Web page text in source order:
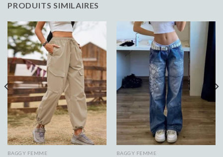
PRODUITS SIMILAIRES
BAGGY FEMME BAGGY FEMME